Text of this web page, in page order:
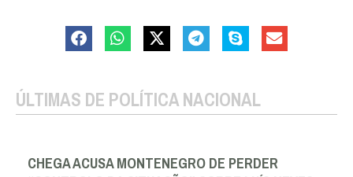
ÚLTIMAS DE POLÍTICA NACIONAL
CHEGA ACUSA MONTENEGRO DE PERDER